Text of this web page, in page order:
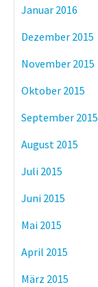
Januar 2016
Dezember 2015
November 2015
Oktober 2015
September 2015
August 2015
Juli 2015
Juni 2015
Mai 2015
April 2015
März 2015